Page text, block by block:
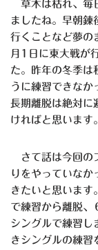
草木は枯れ、毎
ましたね。早朝錬
行くことなど夢の
月1日に東大戦が
た。昨年の冬季は
うに練習できなか
長期離脱は絶対に
ければと思います。
さて話は今回の
りをやっていなか
きたいと思います
で練習から離脱、
シングルで練習し
きシングルの練習